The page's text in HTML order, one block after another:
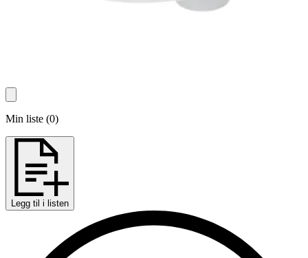
Min liste (0)
Legg til i listen